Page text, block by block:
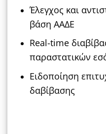
Έλεγχος και
βάση ΑΑΔΕ
Real-time
παραστατικών
Ειδοποίηση
δαβίβασης